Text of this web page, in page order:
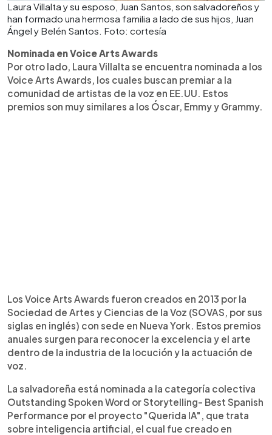
Laura Villalta y su esposo, Juan Santos, son salvadoreños y
han formado una hermosa familia a lado de sus hijos, Juan
Ángel y Belén Santos. Foto: cortesía
Nominada en Voice Arts Awards
Por otro lado, Laura Villalta se encuentra nominada a los
Voice Arts Awards, los cuales buscan premiar a la
comunidad de artistas de la voz en EE.UU. Estos
premios son muy similares a los Óscar, Emmy y Grammy.
Los Voice Arts Awards fueron creados en 2013 por la
Sociedad de Artes y Ciencias de la Voz (SOVAS, por sus
siglas en inglés) con sede en Nueva York. Estos premios
anuales surgen para reconocer la excelencia y el arte
dentro de la industria de la locución y la actuación de
voz.
La salvadoreña está nominada a la categoría colectiva
Outstanding Spoken Word or Storytelling- Best Spanish
Performance por el proyecto "Querida IA", que trata
sobre inteligencia artificial, el cual fue creado en